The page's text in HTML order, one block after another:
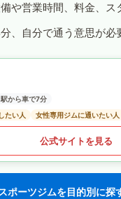
や営業時間、料金、ス
、自分で通う意思が
駅から車で7分
たい人
女性専用ジムに通いたい人
公式サイトを見る
ポーツジムを目的別に探